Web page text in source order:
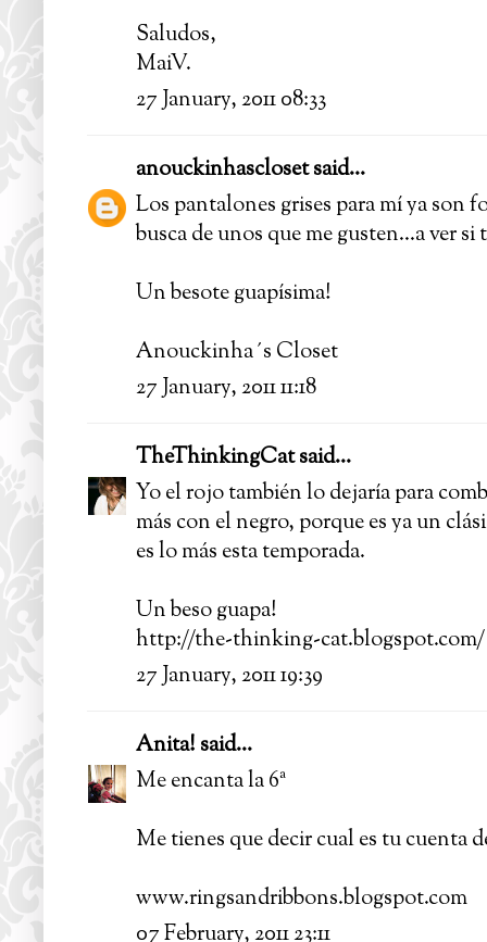
Saludos,
MaiV.
27 January, 2011 08:33
anouckinhasclosetsaid...
Los pantalones grises para mí ya son
busca de unos que me gusten...a ver si
Un besote guapísima!
Anouckinha´s Closet
27 January, 2011 11:18
TheThinkingCatsaid...
Yo el rojo también lo dejaría para
más con el negro, porque es ya un
es lo más esta temporada.
Un beso guapa!
http://the-thinking-cat.blogspot.com/
27 January, 2011 19:39
Anita! said...
Me encanta la 6ª
Me tienes que decir cual es tu cuenta
www.ringsandribbons.blogspot.com
07 February, 2011 23:11